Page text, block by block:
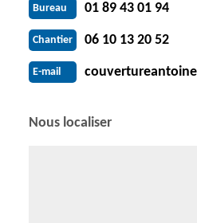
Bureau 01 89 43 01 94
Chantier 06 10 13 20 52
E-mail
Nous localiser